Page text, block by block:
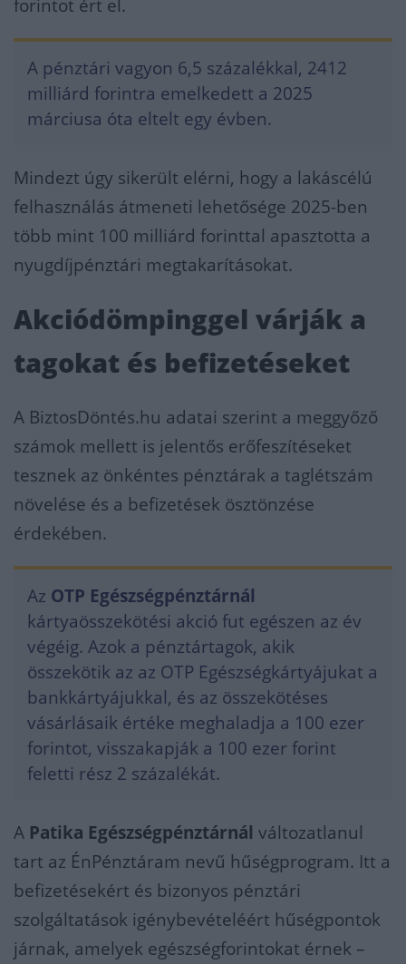
forintot ért el.
A pénztári vagyon 6,5 százalékkal, 2412
milliárd forintra emelkedett a 2025
márciusa óta eltelt egy évben.
Mindezt úgy sikerült elérni, hogy a lakáscélú
felhasználás átmeneti lehetősége 2025-ben
több mint 100 milliárd forinttal apasztotta a
nyugdíjpénztári megtakarításokat.
Akciódömpinggel várják a
tagokat és befizetéseket
A BiztosDöntés.hu adatai szerint a meggyőző
számok mellett is jelentős erőfeszítéseket
tesznek az önkéntes pénztárak a taglétszám
növelése és a befizetések ösztönzése
érdekében.
Az OTP Egészségpénztárnál
kártyaösszekötési akció fut egészen az év
végéig. Azok a pénztártagok, akik
összekötik az az OTP Egészségkártyájukat a
bankkártyájukkal, és az összekötéses
vásárlásaik értéke meghaladja a 100 ezer
forintot, visszakapják a 100 ezer forint
feletti rész 2 százalékát.
A Patika Egészségpénztárnál változatlanul
tart az ÉnPénztáram nevű hűségprogram. Itt a
befizetésekért és bizonyos pénztári
szolgáltatások igénybevételéért hűségpontok
járnak, amelyek egészségforintokat érnek –